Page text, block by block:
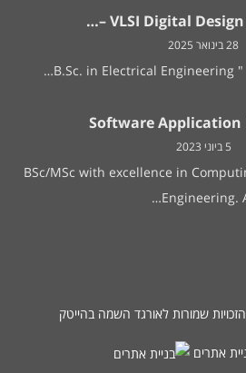
VLSI Digital Design
28 בינואר 2025
Software Application
5 ביוני 2023
BSc/MSc with excellence in
Engineering.
שמורות לאורגד השמה בהייטק
אתרים